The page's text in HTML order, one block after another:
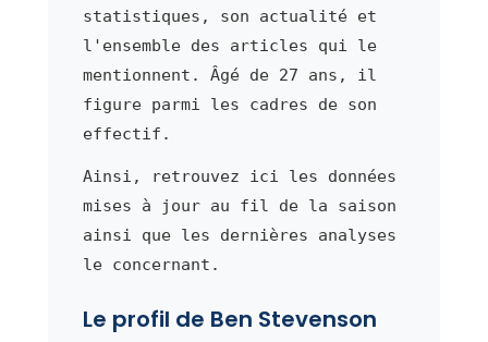
statistiques, son actualité et
l'ensemble des articles qui le
mentionnent. Âgé de 27 ans, il
figure parmi les cadres de son
effectif.
Ainsi, retrouvez ici les données
mises à jour au fil de la saison
ainsi que les dernières analyses
le concernant.
Le profil de Ben Stevenson